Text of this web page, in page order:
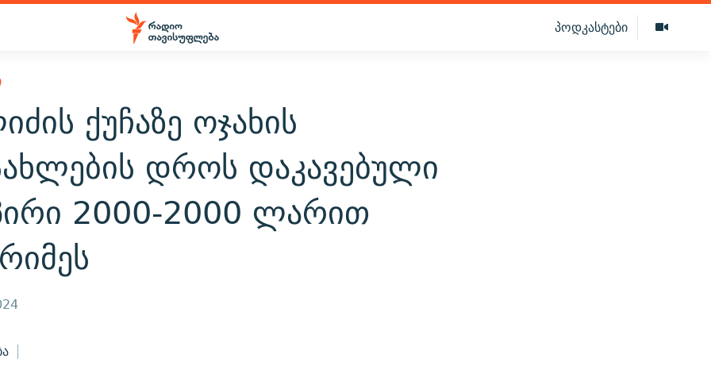
პოდკასტები
ქუჩაზე ოჯახის
დროს დაკავებული
2000-2000 ლარით